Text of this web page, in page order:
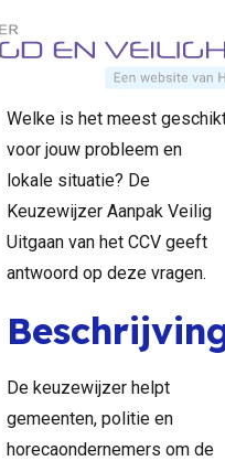
Terug naar de
Veilig
Uitgaan
voor veiligheidsproblemen in
het uitgaansleven. Maar
welke aanpak is effectief?
Welke is het meest
voor jouw probleem en
lokale situatie? De
Keuzewijzer Aanpak Veilig
Uitgaan van het CCV geeft
antwoord op deze vragen.
De keuzewijzer helpt
gemeenten, politie en
horecaondernemers om de